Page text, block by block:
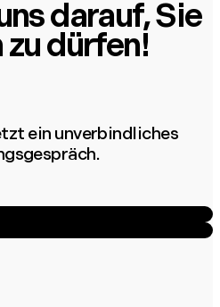
darauf, Sie
zu dürfen!
ein unverbindliches